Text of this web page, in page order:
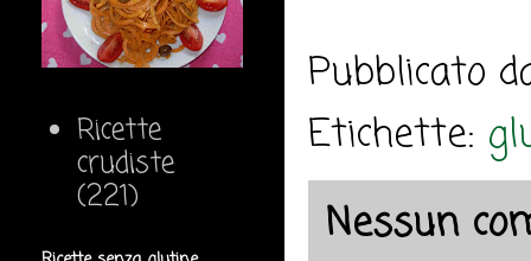
Pubblicato
Etichette:
Nessun
Ricette
crudiste
(221)